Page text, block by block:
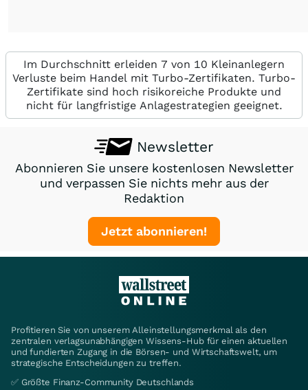
Im Durchschnitt erleiden 7 von 10 Kleinanlegern
Verluste beim Handel mit Turbo-Zertifikaten. Turbo-
Zertifikate sind hoch risikoreiche Produkte und
nicht für langfristige Anlagestrategien geeignet.
Newsletter
Abonnieren Sie unsere kostenlosen Newsletter
und verpassen Sie nichts mehr aus der
Redaktion
Jetzt abonnieren!
Profitieren Sie von unserem Alleinstellungsmerkmal als den
zentralen verlagsunabhängigen Wissens-Hub für einen aktuellen
und fundierten Zugang in die Börsen- und Wirtschaftswelt, um
strategische Entscheidungen zu treffen.
✅ Größte Finanz-Community Deutschlands